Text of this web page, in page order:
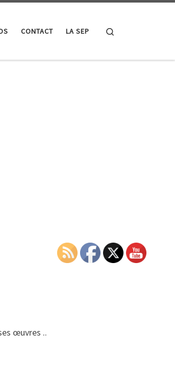
CONTACT LA SEP
œuvres ..